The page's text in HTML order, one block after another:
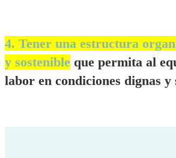
4. Tener una estructura
y sostenible que permita al
labor en condiciones dignas y